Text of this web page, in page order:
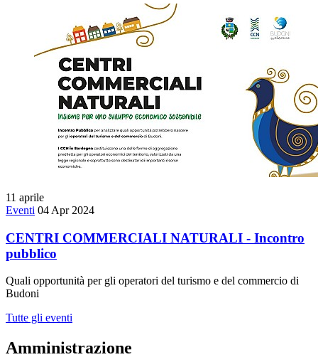
11 aprile
Eventi 04 Apr 2024
CENTRI COMMERCIALI NATURALI - Incontro
pubblico
Quali opportunità per gli operatori del turismo e del commercio di
Budoni
Tutte gli eventi
Amministrazione